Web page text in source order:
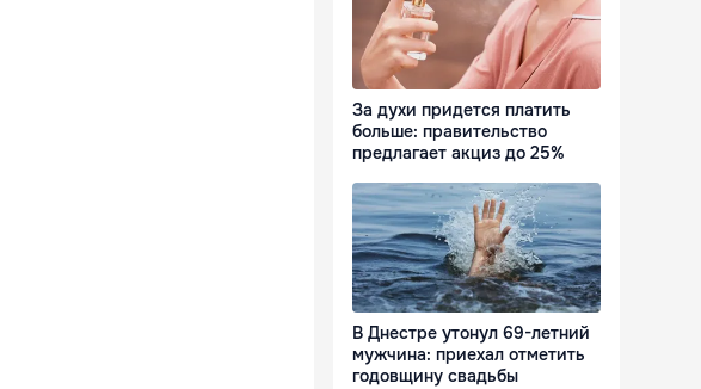
За духи придется платить
больше: правительство
предлагает акциз до 25%
В Днестре утонул 69-летний
мужчина: приехал отметить
годовщину свадьбы